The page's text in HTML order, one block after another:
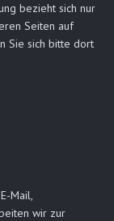
bezieht sich nur
Seiten auf
Sie sich bitte dort
Mail,
wir zur